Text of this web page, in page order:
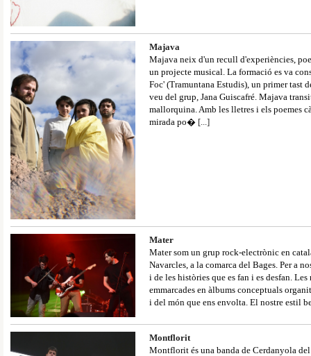
Majava
Majava neix d'un recull d'experiències,
un projecte musical. La formació es va
Foc' (Tramuntana Estudis), un primer tast
veu del grup, Jana Guiscafré. Majava
mallorquina. Amb les lletres i els poemes
mirada po� [...]
Mater
Mater som un grup rock-electrònic en
Navarcles, a la comarca del Bages. Per a
i de les històries que es fan i es desfan.
emmarcades en àlbums conceptuals
i del món que ens envolta. El nostre estil
Montflorit
Montflorit és una banda de Cerdanyola